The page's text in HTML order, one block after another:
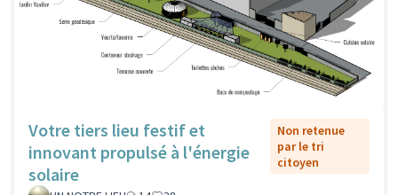
Votre tiers lieu festif et
innovant propulsé à l'énergie
solaire
Non retenue
par le tri
citoyen